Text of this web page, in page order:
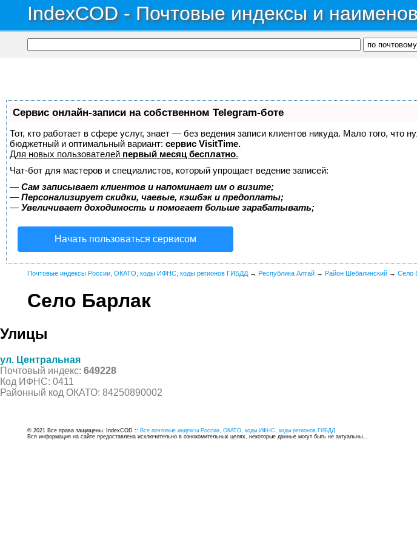
IndexCOD - Почтовые индексы и
Сервис онлайн-записи на собственном Telegram-боте
Тот, кто работает в сфере услуг, знает — без ведения записи клиентов никуда. Мало того,
бюджетный и оптимальный вариант: сервис VisitTime.
Для новых пользователей первый месяц бесплатно.
Чат-бот для мастеров и специалистов, который упрощает ведение записей:
— Сам записывает клиентов и напоминает им о визите;
— Персонализирует скидки, чаевые, кэшбэк и предоплаты;
— Увеличивает доходимость и помогает больше зарабатывать;
Начать пользоваться сервисом
Почтовые индексы России, ОКАТО, коды ИФНС, коды регионов ГИБДД → Республика Алтай → Район Шебалинский → Село
Село Барлак
Улицы
ул. Центральная
Почтовый индекс: 649228
Код ИФНС: 0411
Районный код ОКАТО: 84250890002
© 2021 Все права защищены. IndexCOD :: Все почтовые индексы России, ОКАТО, коды ИФНС, коды регионов ГИБДД
Вся информация на сайте предоставлена исключительно в ознокомительных целях, некоторые данные могут быть не актуальны...